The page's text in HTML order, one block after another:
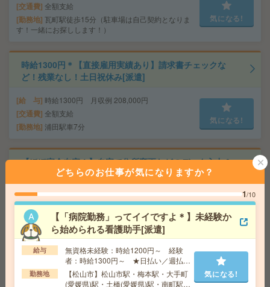
交通費 全額支給
勤務地 瓦町駅徒歩15分（駐車場は自己契約となりま
す！一緒にお探しします！）
気になる!
時給1300円＊【直接雇用実績あり】請求書チェックな
ど！残業なし！土日祝休み[派遣]
給 与 時給1300円 月収例 208,000円
交通費 全額支給
勤務地 浦田駅車7分
気になる!
【ほぼ完全在宅！】自宅で住所変更などのデータ入力＆
受付！時給1490円～[派遣]
給 与 時給1490円～1690円
交通費 交通費別途支給（規定）
勤務地
広島県広島市 市役所前から徒歩1分／鷹野橋
駅から徒歩4分
気になる!
給与即払いOK！土日休み！日勤のお仕事！研磨作業[派
遣]
どちらのお仕事が気になりますか？
1/10
【「病院勤務」ってイイですよ＊】未経験か
ら始められる看護助手[派遣]
給与
無資格未経験：時給1200円～ 経験
者：時給1300円～ ★日払い／週払い
制度あり（月払いも選べます）※稼働
開始時は手続き完了次第のお支払いと
勤務地
【松山市】松山市駅・梅本駅・大手町
(愛媛県)駅・土橋(愛媛県)駅・南町駅な
気になる!